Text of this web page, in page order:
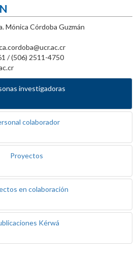
Mónica Córdoba Guzmán
/ (506) 2511-4750
investigadoras
colaborador
Proyectos
en colaboración
Kérwá